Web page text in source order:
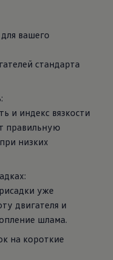
вашего
стандарта
и индекс вязкости
правильную
низких
уже
двигателя и
шлама.
на короткие